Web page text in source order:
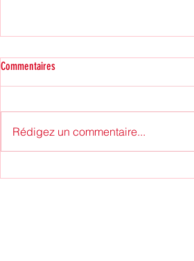
Mulhouse capitale du monde 2026
Commentaires
Rédigez un commentaire...